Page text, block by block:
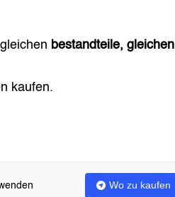
bestandteile, gleichen
kaufen.
Wo zu kaufen